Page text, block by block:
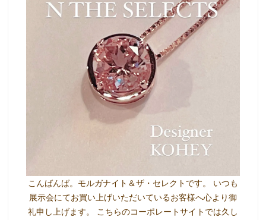
こんばんば。モルガナイト＆ザ・セレクトです。 いつも
展示会にてお買い上げいただいているお客様へ心より御
礼申し上げます。 こちらのコーポレートサイトでは久し